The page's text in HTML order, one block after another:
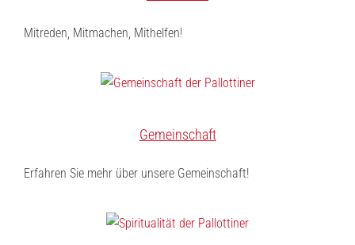
Mitreden, Mitmachen, Mithelfen!
Gemeinschaft
Erfahren Sie mehr über unsere Gemeinschaft!